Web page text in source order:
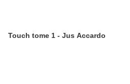
Touch tome 1 - Jus Accardo